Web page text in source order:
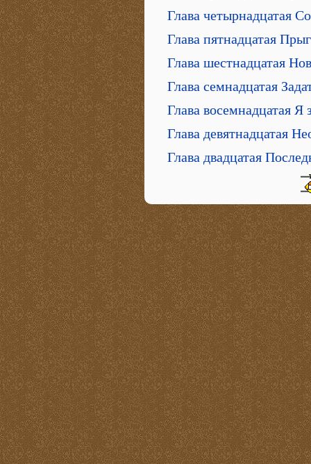
Глава четырнадцатая
Глава пятнадцатая
Глава шестнадцатая
Глава семнадцатая
Глава восемнадцатая
Глава девятнадцатая
Глава двадцатая